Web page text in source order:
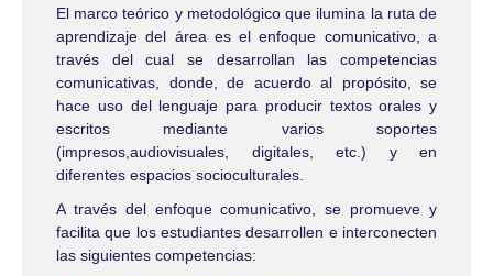
El marco teórico y metodológico que ilumina la ruta de
aprendizaje del área es el enfoque comunicativo, a
través del cual se desarrollan las competencias
comunicativas, donde, de acuerdo al propósito, se
hace uso del lenguaje para producir textos orales y
escritos mediante varios soportes
(impresos,audiovisuales, digitales, etc.) y en
diferentes espacios socioculturales.
A través del enfoque comunicativo, se promueve y
facilita que los estudiantes desarrollen e interconecten
las siguientes competencias: